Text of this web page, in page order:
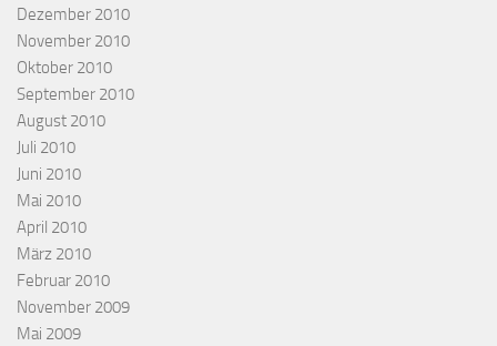
Dezember 2010
November 2010
Oktober 2010
September 2010
August 2010
Juli 2010
Juni 2010
Mai 2010
April 2010
März 2010
Februar 2010
November 2009
Mai 2009